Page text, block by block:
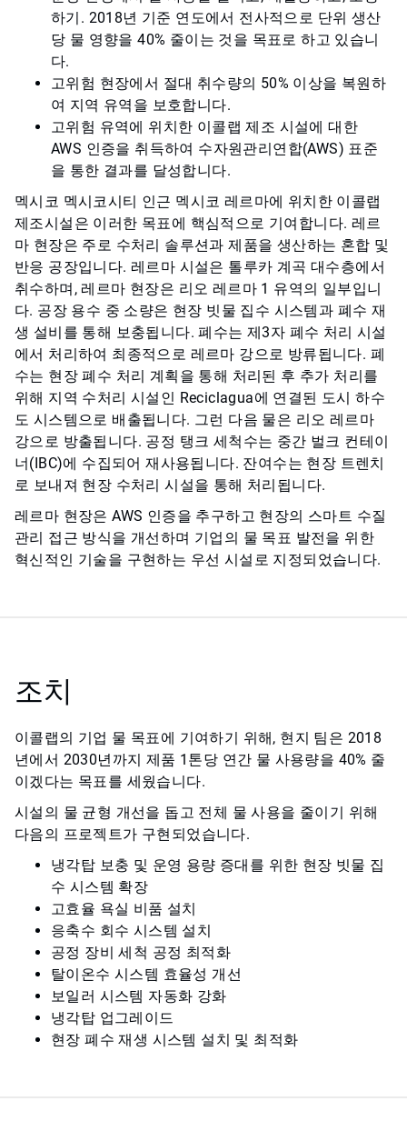
하기. 2018년 기준 연도에서 전사적으로 단위 생산
당 물 영향을 40% 줄이는 것을 목표로 하고 있습니
다.
고위험 현장에서 절대 취수량의 50% 이상을 복원하
여 지역 유역을 보호합니다.
고위험 유역에 위치한 이콜랩 제조 시설에 대한
AWS 인증을 취득하여 수자원관리연합(AWS) 표준
을 통한 결과를 달성합니다.
멕시코 멕시코시티 인근 멕시코 레르마에 위치한 이콜랩
제조시설은 이러한 목표에 핵심적으로 기여합니다. 레르
마 현장은 주로 수처리 솔루션과 제품을 생산하는 혼합 및
반응 공장입니다. 레르마 시설은 톨루카 계곡 대수층에서
취수하며, 레르마 현장은 리오 레르마 1 유역의 일부입니
다. 공장 용수 중 소량은 현장 빗물 집수 시스템과 폐수 재
생 설비를 통해 보충됩니다. 폐수는 제3자 폐수 처리 시설
에서 처리하여 최종적으로 레르마 강으로 방류됩니다. 폐
수는 현장 폐수 처리 계획을 통해 처리된 후 추가 처리를
위해 지역 수처리 시설인 Reciclagua에 연결된 도시 하수
도 시스템으로 배출됩니다. 그런 다음 물은 리오 레르마
강으로 방출됩니다. 공정 탱크 세척수는 중간 벌크 컨테이
너(IBC)에 수집되어 재사용됩니다. 잔여수는 현장 트렌치
로 보내져 현장 수처리 시설을 통해 처리됩니다.
레르마 현장은 AWS 인증을 추구하고 현장의 스마트 수질
관리 접근 방식을 개선하며 기업의 물 목표 발전을 위한
혁신적인 기술을 구현하는 우선 시설로 지정되었습니다.
조치
이콜랩의 기업 물 목표에 기여하기 위해, 현지 팀은 2018
년에서 2030년까지 제품 1톤당 연간 물 사용량을 40% 줄
이겠다는 목표를 세웠습니다.
시설의 물 균형 개선을 돕고 전체 물 사용을 줄이기 위해
다음의 프로젝트가 구현되었습니다.
냉각탑 보충 및 운영 용량 증대를 위한 현장 빗물 집
수 시스템 확장
고효율 욕실 비품 설치
응축수 회수 시스템 설치
공정 장비 세척 공정 최적화
탈이온수 시스템 효율성 개선
보일러 시스템 자동화 강화
냉각탑 업그레이드
현장 폐수 재생 시스템 설치 및 최적화